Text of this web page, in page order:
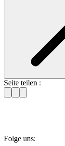
Seite teilen :
Folge uns: